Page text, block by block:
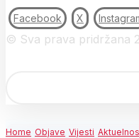
Facebook X
© Sva prava pridržana
Home Objave Vijesti